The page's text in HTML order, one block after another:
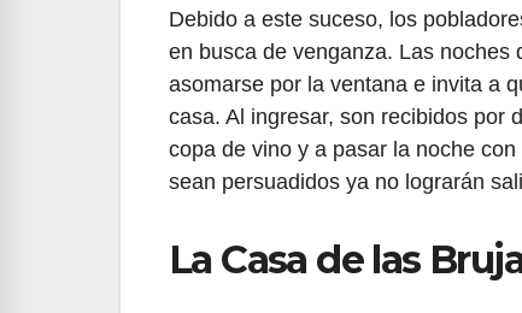
Debido a este suceso, los
en busca de venganza. Las
asomarse por la ventana e invita a
casa. Al ingresar, son recibidos por
copa de vino y a pasar la noche
sean persuadidos ya no lograrán
La Casa de las